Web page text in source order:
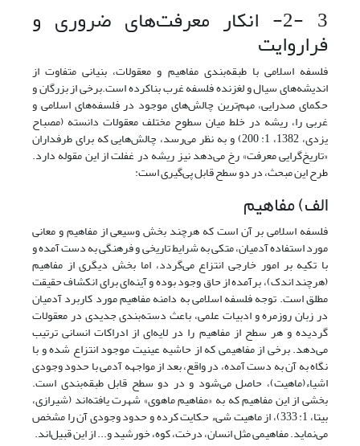
3 -2- انکار معرفت‌های ضروری و
فراروایت
فلسفه اسلامی با طبقه‌بندی مفاهیم و معقولات، بنیانی متفاوت از
اندیشه‌های سیال و لغزنده فلسفه غرب بناکرده است.برخی از بزرگان و
حکمای صدرایی، مهم‌ترین چالش‌های موجود در فلسفه‌های اسلامی و
غربی را، ریشه در خلط میان سطوح مختلف معقولات دانسته (مصباح
یزدی، 1382، 1: 200) و به نظر می‌رسد، چالش‌هایی که برای طرفداران
«تاریخ‌گرایی معرفت» رخ می‌دهد نیز ریشه در غفلت از این مقوله دارد.
طرح این مبحث، در دو سطح قابل پی‌گیری است:
الف) مفاهیم
فلسفه اسلامی بر آن است که هرچند بخش وسیعی از مفاهیم و معانی
مورد استفاده آدمیان، متکی به شرایط تاریخی و فرهنگی به دست آمده و
با تکیه بر امور خارجی انتزاع می‌گردد، اما بخش دیگری از مفاهیم
(هرچند اندک)، برآمده از حاق وجود بوده و آینه‌ای برای انکشاف حقیقت
مطلق است. توجه فلسفه اسلامی به دامنه مفاهیم مورد کاربرد آدمیان
در زبان روزمره و ادبیات علمی، باعث دسته‌بندی جدیدی در معقولات
گردیده و هر سطح از مفاهیم را در لایه‌ای از ادراکات انسانی ترتیب
می‌دهد. برخی از مفاهیمی که از حاشیه عینیت موجود انتزاع شده و با
نگاه به آن به دست آمده، در واقع، بعد از مواجهه آدمی با حدود وجودی
اشیاء(ماهیت)، حاصل می‌شود و در دو سطح قابل طبقه‌بندی است.
بخشی از این مفاهیم که به «مفاهیم ماهوی» شهرت یافته‌اند (شیرازی،
بی‏تا، 1: 333)، از ماهیت شیء حکایت کرده و حدود وجودی آن را مشخص
می‌نماید. مفاهیمی مثل انسان، درخت، کوه، خورشید و... از این قبیل‌اند.